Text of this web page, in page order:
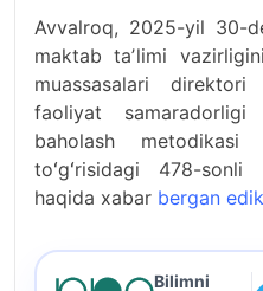
Avvalroq, 2025-yil 30-
maktab taʼlimi
muassasalari
faoliyat samaradorligi
baholash
toʻgʻrisidagi 478-
haqida xabar bergan
Bilimni